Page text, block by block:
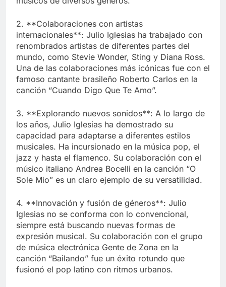
2. **Colaboraciones con artistas
internacionales**: Julio Iglesias ha trabajado con
renombrados artistas de diferentes partes del
mundo, como Stevie Wonder, Sting y Diana Ross.
Una de las colaboraciones más icónicas fue con el
famoso cantante brasileño Roberto Carlos en la
canción “Cuando Digo Que Te Amo”.
3. **Explorando nuevos sonidos**: A lo largo de
los años, Julio Iglesias ha demostrado su
capacidad para adaptarse a diferentes estilos
musicales. Ha incursionado en la música pop, el
jazz y hasta el flamenco. Su colaboración con el
músico italiano Andrea Bocelli en la canción “O
Sole Mio” es un claro ejemplo de su versatilidad.
4. **Innovación y fusión de géneros**: Julio
Iglesias no se conforma con lo convencional,
siempre está buscando nuevas formas de
expresión musical. Su colaboración con el grupo
de música electrónica Gente de Zona en la
canción “Bailando” fue un éxito rotundo que
fusionó el pop latino con ritmos urbanos.